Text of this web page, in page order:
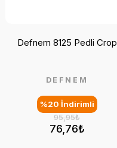
76,76₺
95,95₺
%20 İndirimli
DEFNEM
Defnem 8125 Pedli Crop